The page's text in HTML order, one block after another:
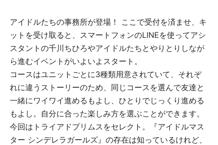
アイドルたちの事務所が登場！ ここで受付を済ませ、キ
ットを受け取ると、スマートフォンのLINEを使ってアシ
スタントの千川ちひろやアイドルたちとやりとりしなが
ら進むイベントがいよいよスタート。
コースはユニットごとに3種類用意されていて、それぞ
れに違うストーリーのため、同じコースを選んで友達と
一緒にワイワイ進めるもよし、ひとりでじっくり進める
もよし。自分に合った楽しみ方を選ぶことができます。
今回はトライアドプリムスをセレクト。『アイドルマス
ター シンデレラガールズ』の存在は知っているけれど、